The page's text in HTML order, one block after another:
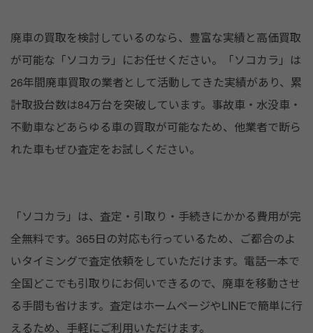
廃車の買取を検討しているのなら、豊富な実績と高価買取
が可能な「ソコカラ」にお任せください。「ソコカラ」は
26年間廃車買取の業者として活動してきた実績があり、累
計取扱台数は84万台を突破しています。事故車・水没車・
不動車などあらゆる車の買取が可能なため、他業者で断ら
れた車もぜひ査定をお試しください。
「ソコカラ」は、査定・引取り・手続きにかかる費用が完
全無料です。365日の対応も行っているため、ご都合のよ
いタイミングで査定依頼をしていただけます。電話一本で
全国どこでも引取りにお伺いできるので、廃車を移動させ
る手間も省けます。査定はホームページやLINEで簡単に行
えるため、手軽にご利用いただけます。